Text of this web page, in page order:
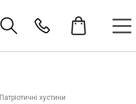
Патріотичні хустини